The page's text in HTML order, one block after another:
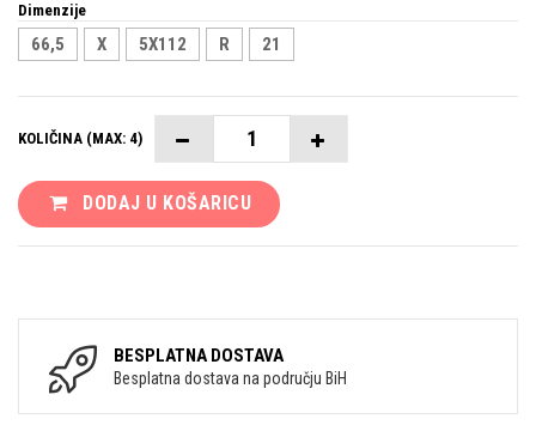
Dimenzije
66,5 X 5X112 R 21
KOLIČINA (MAX: 4)
DODAJ U KOŠARICU
BESPLATNA DOSTAVA
Besplatna dostava na području BiH